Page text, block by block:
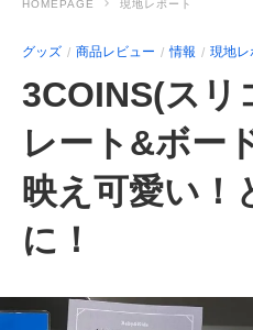
HOMEPAGE 現地レポート
グッズ 商品レビュー 情報 現地レ
3COINS(スリ
レート&ボー
映え可愛い！
に！